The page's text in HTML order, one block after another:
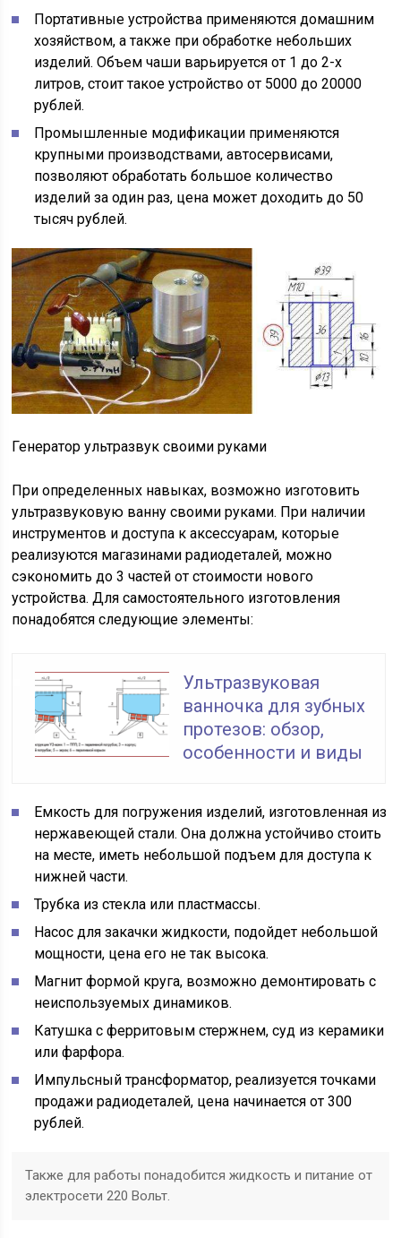
Портативные устройства применяются домашним
хозяйством, а также при обработке небольших
изделий. Объем чаши варьируется от 1 до 2-х
литров, стоит такое устройство от 5000 до 20000
рублей.
Промышленные модификации применяются
крупными производствами, автосервисами,
позволяют обработать большое количество
изделий за один раз, цена может доходить до 50
тысяч рублей.
Генератор ультразвук своими руками
При определенных навыках, возможно изготовить
ультразвуковую ванну своими руками. При наличии
инструментов и доступа к аксессуарам, которые
реализуются магазинами радиодеталей, можно
сэкономить до 3 частей от стоимости нового
устройства. Для самостоятельного изготовления
понадобятся следующие элементы:
Ультразвуковая
ванночка для зубных
протезов: обзор,
особенности и виды
Емкость для погружения изделий, изготовленная из
нержавеющей стали. Она должна устойчиво стоить
на месте, иметь небольшой подъем для доступа к
нижней части.
Трубка из стекла или пластмассы.
Насос для закачки жидкости, подойдет небольшой
мощности, цена его не так высока.
Магнит формой круга, возможно демонтировать с
неиспользуемых динамиков.
Катушка с ферритовым стержнем, суд из керамики
или фарфора.
Импульсный трансформатор, реализуется точками
продажи радиодеталей, цена начинается от 300
рублей.
Также для работы понадобится жидкость и питание от
электросети 220 Вольт.